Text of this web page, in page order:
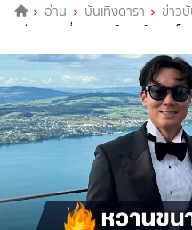
อ่าน บันเทิงดารา ข่าว
สวีตหวานที่สวิตเซอร์แลนด์ ชาวเน็